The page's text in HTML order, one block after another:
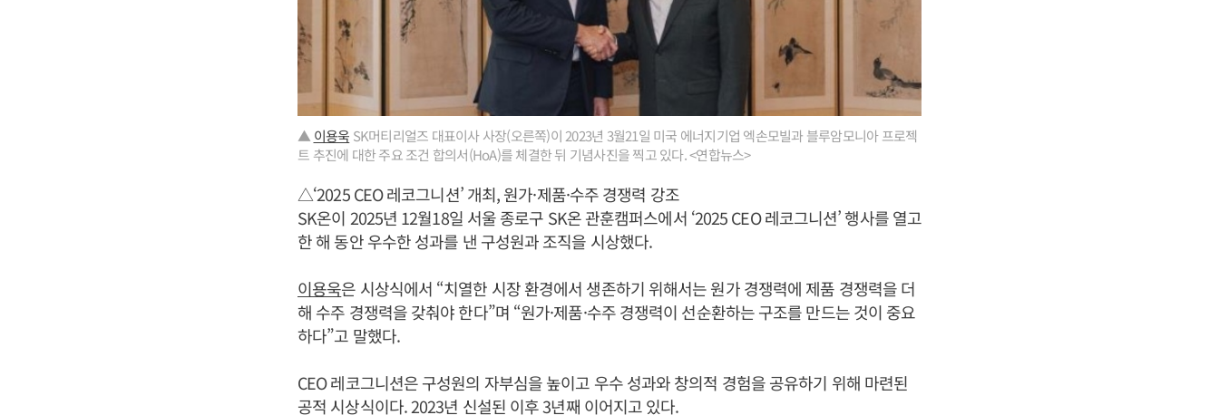
▲ 이용욱 SK머티리얼즈 대표이사 사장(오른쪽)이 2023년 3월21일 미국 에너지기업 엑손모빌과 블루암모니아 프로젝
트 추진에 대한 주요 조건 합의서(HoA)를 체결한 뒤 기념사진을 찍고 있다. <연합뉴스>
△‘2025 CEO 레코그니션’ 개최, 원가·제품·수주 경쟁력 강조
SK온이 2025년 12월18일 서울 종로구 SK온 관훈캠퍼스에서 ‘2025 CEO 레코그니션’ 행사를 열고
한 해 동안 우수한 성과를 낸 구성원과 조직을 시상했다.
이용욱은 시상식에서 “치열한 시장 환경에서 생존하기 위해서는 원가 경쟁력에 제품 경쟁력을 더
해 수주 경쟁력을 갖춰야 한다”며 “원가·제품·수주 경쟁력이 선순환하는 구조를 만드는 것이 중요
하다”고 말했다.
CEO 레코그니션은 구성원의 자부심을 높이고 우수 성과와 창의적 경험을 공유하기 위해 마련된
공적 시상식이다. 2023년 신설된 이후 3년째 이어지고 있다.